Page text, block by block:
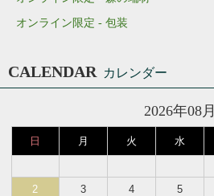
オンライン限定 - 包装
CALENDAR カレンダー
2026年08月
日 月 火 水
2
3 4 5